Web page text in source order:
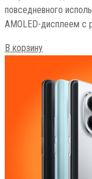
повседневного
AMOLED-дисплеем с
В корзину